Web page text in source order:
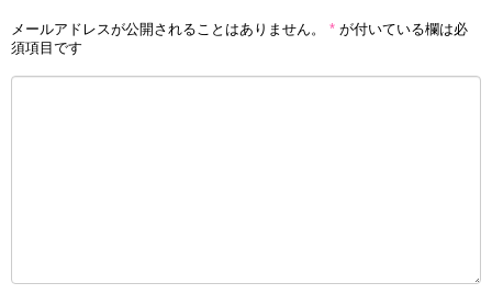
メールアドレスが公開されることはありません。 * が付いている欄は必
須項目です